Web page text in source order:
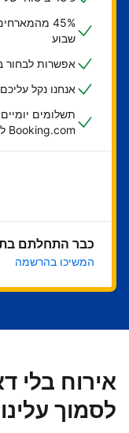
45%
שבוע
אפשרות לבחור
אנחנו נקל
תשלומים
Booking.com לשנת 2026
כבר התחלתם
המשיכו בהרשמה
אירוח בלי
לסמוך